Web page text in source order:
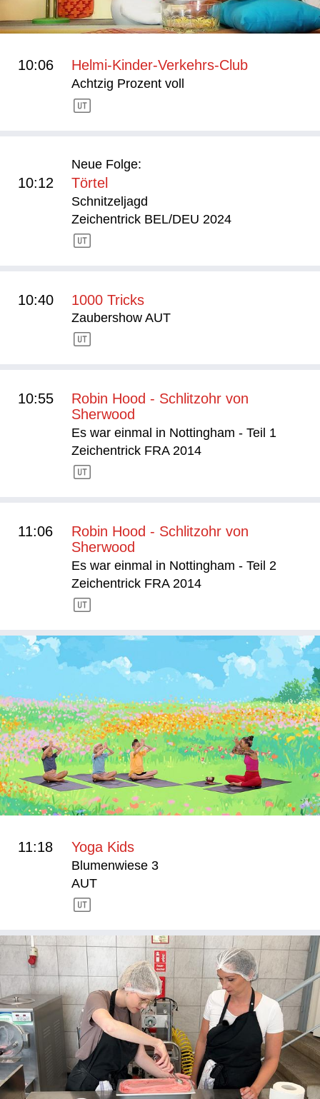
10:06 Helmi-Kinder-Verkehrs-Club
Achtzig Prozent voll
Neue Folge:
10:12 Törtel
Schnitzeljagd
Zeichentrick BEL/DEU 2024
10:40 1000 Tricks
Zaubershow AUT
10:55
Robin Hood - Schlitzohr von
Sherwood
Es war einmal in Nottingham - Teil 1
Zeichentrick FRA 2014
11:06
Robin Hood - Schlitzohr von
Sherwood
Es war einmal in Nottingham - Teil 2
Zeichentrick FRA 2014
11:18 Yoga Kids
Blumenwiese 3
AUT